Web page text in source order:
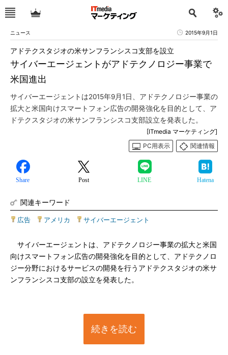
ニュース 2015年9月1日
サイバーエージェントがアドテクノロジー事業で
米国進出
アドテクスタジオの米サンフランシスコ支部を設立
サイバーエージェントは2015年9月1日、アドテクノロジー事業の
拡大と米国向けスマートフォン広告の開発強化を目的として、ア
ドテクスタジオの米サンフランシスコ支部設立を発表した。
[ITmedia マーケティング]
PC用表示
関連情報
Share Post LINE Hatena
関連キーワード
広告 アメリカ サイバーエージェント
サイバーエージェントは、アドテクノロジー事業の拡大と米国
向けスマートフォン広告の開発強化を目的として、アドテクノロ
ジー分野におけるサービスの開発を行うアドテクスタジオの米サ
ンフランシスコ支部の設立を発表した。
続きを読む